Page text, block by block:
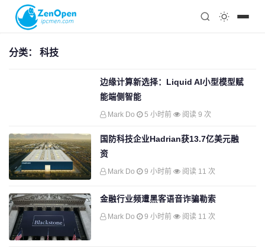
科技
注册
分类： 科技
边缘计算新选择：Liquid AI小型模型赋
能端侧智能
Mark Do 5 小时前 阅读 9 次
国防科技企业Hadrian获13.7亿美元融
资
Mark Do 9 小时前 阅读 11 次
金融行业频遭黑客语音诈骗勒索
Mark Do 9 小时前 阅读 11 次